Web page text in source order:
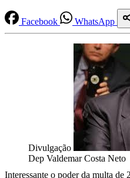
Facebook WhatsApp
Divulgação
Dep Valdemar Costa Neto
Interessante o poder da multa